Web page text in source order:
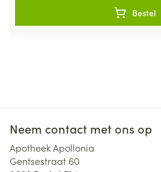
Bestel
Neem contact met ons op
Apotheek Apollonia
Gentsestraat 60